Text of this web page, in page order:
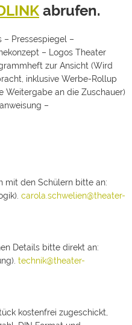
abrufen.
– Pressespiegel –
– Logos Theater
zur Ansicht (Wird
inklusive Werbe-Rollup
Weitergabe an die Zuschauer)
–
mit den Schülern bitte an:
carola.schwelien@theater-
Details bitte direkt an:
technik@theater-
kostenfrei zugeschickt,